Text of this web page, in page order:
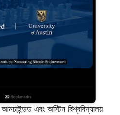
আনচাইন্ডড এবং অস্টিন বিশ্ববিদ্যালয়